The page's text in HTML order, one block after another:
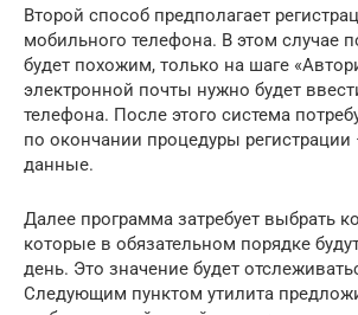
Второй способ предполагает
мобильного телефона. В этом случае
будет похожим, только на шаге
электронной почты нужно будет
телефона. После этого система
по окончании процедуры
данные.
Далее программа затребует выбрать
которые в обязательном порядке
день. Это значение будет
Следующим пунктом утилита